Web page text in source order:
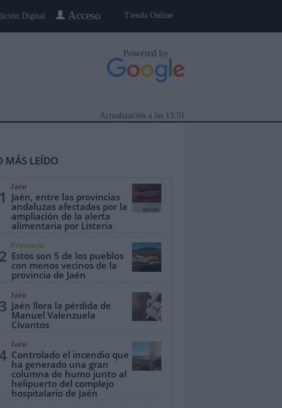
Tienda Online
Acceso
Digital
Powered by
13:51
Actualización a las
Pueblo a Pueblo Gente Especiales
MÁS LEÍDO
1
Jaén
Jaén, entre las provincias
andaluzas afectadas por la
ampliación de la alerta
alimentaria por Listeria
2
Provincia
Estos son 5 de los pueblos
con menos vecinos de la
provincia de Jaén
3
Jaén
Jaén llora la pérdida de
Manuel Valenzuela
Civantos
Jaén
Controlado el incendio que
ha generado una gran
columna de humo junto al
helipuerto del complejo
hospitalario de Jaén